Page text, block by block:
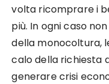
volta ricomprare i
più. In ogni caso
della monocoltura,
calo della richiesta
generare crisi